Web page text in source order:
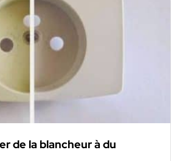
de la blancheur à du